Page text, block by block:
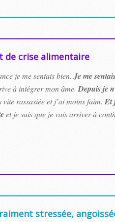
de crise alimentaire
je me sentais bien. Je me
à intégrer mon âme. Depuis je
vite rassasiée et j’ai moins faim. Et
et je sais que je vais arriver à
stressée,